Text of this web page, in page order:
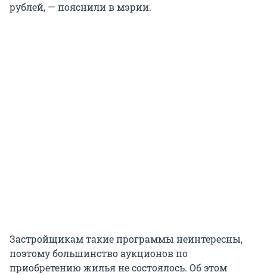
рублей, — пояснили в мэрии.
Застройщикам такие программы неинтересны,
поэтому большинство аукционов по
приобретению жилья не состоялось. Об этом